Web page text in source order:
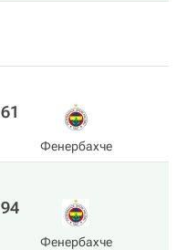
61
Фенербахче
94
Фенербахче